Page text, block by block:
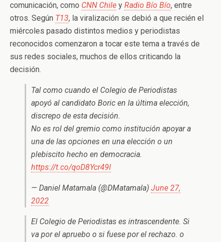
comunicación, como CNN Chile y Radio Bío Bío, entre
otros. Según T13, la viralización se debió a que recién el
miércoles pasado distintos medios y periodistas
reconocidos comenzaron a tocar este tema a través de
sus redes sociales, muchos de ellos criticando la
decisión.
Tal como cuando el Colegio de Periodistas
apoyó al candidato Boric en la última elección,
discrepo de esta decisión.
No es rol del gremio como institución apoyar a
una de las opciones en una elección o un
plebiscito hecho en democracia.
https://t.co/qoD8Ycr49l
— Daniel Matamala (@DMatamala) June 27,
2022
El Colegio de Periodistas es intrascendente. Si
va por el apruebo o si fuese por el rechazo. o